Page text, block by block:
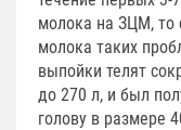
молока на ЗЦМ, то
молока таких
выпойки телят
до 270 л, и был
голову в размере